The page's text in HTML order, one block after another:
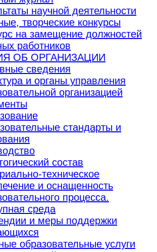
научной деятельности
творческие конкурсы
на замещение должностей
работников
ОБ ОРГАНИЗАЦИИ
сведения
и органы управления
организацией
стандарты и
состав
техническое
и оснащенность
процесса.
среда
и меры поддержки
образовательные услуги